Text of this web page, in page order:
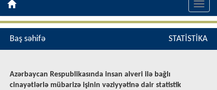
Toggle
Baş səhifə STATİSTİKA
Azərbaycan Respublikasında insan alveri ilə bağlı
cinayətlərlə mübarizə işinin vəziyyətinə dair statistik